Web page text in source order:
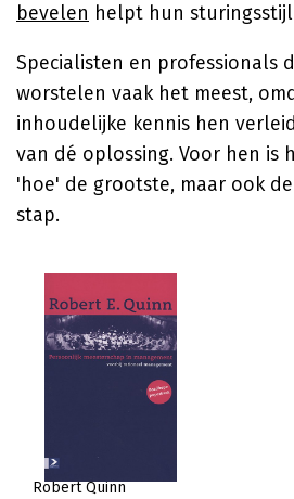
bevelen helpt hun
Specialisten en professionals
worstelen vaak het meest,
inhoudelijke kennis hen
van dé oplossing. Voor hen is
'hoe' de grootste, maar ook
stap.
Robert Quinn